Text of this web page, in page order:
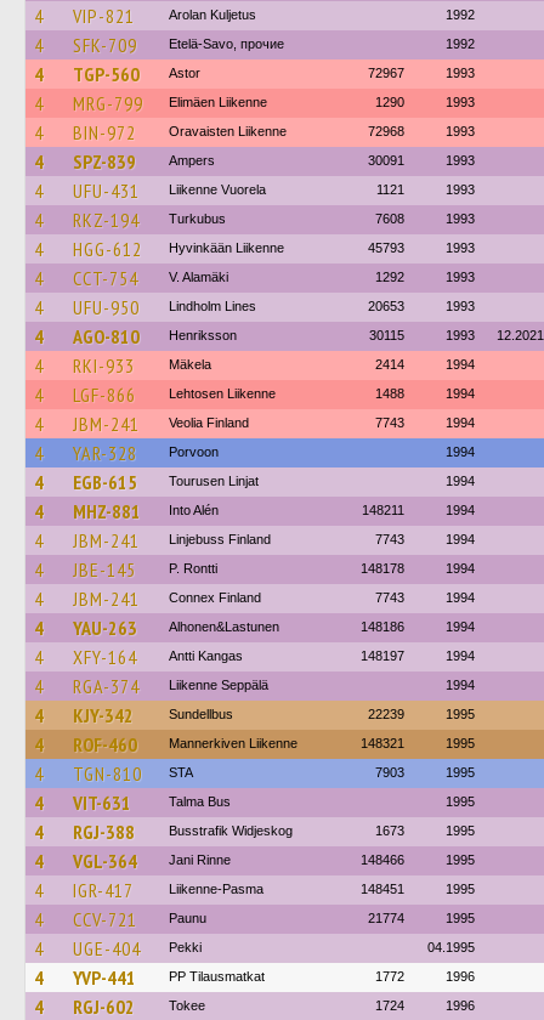
4 VIP-821 Arolan Kuljetus 1992
4 SFK-709 Etelä-Savo, прочие 1992
4 TGP-560 Astor 72967 1993
4 MRG-799 Elimäen Liikenne 1290 1993
4 BIN-972 Oravaisten Liikenne 72968 1993
4 SPZ-839 Ampers 30091 1993
4 UFU-431 Liikenne Vuorela 1121 1993
4 RKZ-194 Turkubus 7608 1993
4 HGG-612 Hyvinkään Liikenne 45793 1993
4 CCT-754 V. Alamäki 1292 1993
4 UFU-950 Lindholm Lines 20653 1993
4 AGO-810 Henriksson 30115 1993 12.2021
4 RKI-933 Mäkela 2414 1994
4 LGF-866 Lehtosen Liikenne 1488 1994
4 JBM-241 Veolia Finland 7743 1994
4 YAR-328 Porvoon 1994
4 EGB-615 Tourusen Linjat 1994
4 MHZ-881 Into Alén 148211 1994
4 JBM-241 Linjebuss Finland 7743 1994
4 JBE-145 P. Rontti 148178 1994
4 JBM-241 Connex Finland 7743 1994
4 YAU-263 Alhonen&Lastunen 148186 1994
4 XFY-164 Antti Kangas 148197 1994
4 RGA-374 Liikenne Seppälä 1994
4 KJY-342 Sundellbus 22239 1995
4 ROF-460 Mannerkiven Liikenne 148321 1995
4 TGN-810 STA 7903 1995
4 VIT-631 Talma Bus 1995
4 RGJ-388 Busstrafik Widjeskog 1673 1995
4 VGL-364 Jani Rinne 148466 1995
4 IGR-417 Liikenne-Pasma 148451 1995
4 CCV-721 Paunu 21774 1995
4 UGE-404 Pekki 04.1995
4 YVP-441 PP Tilausmatkat 1772 1996
4 RGJ-602 Tokee 1724 1996